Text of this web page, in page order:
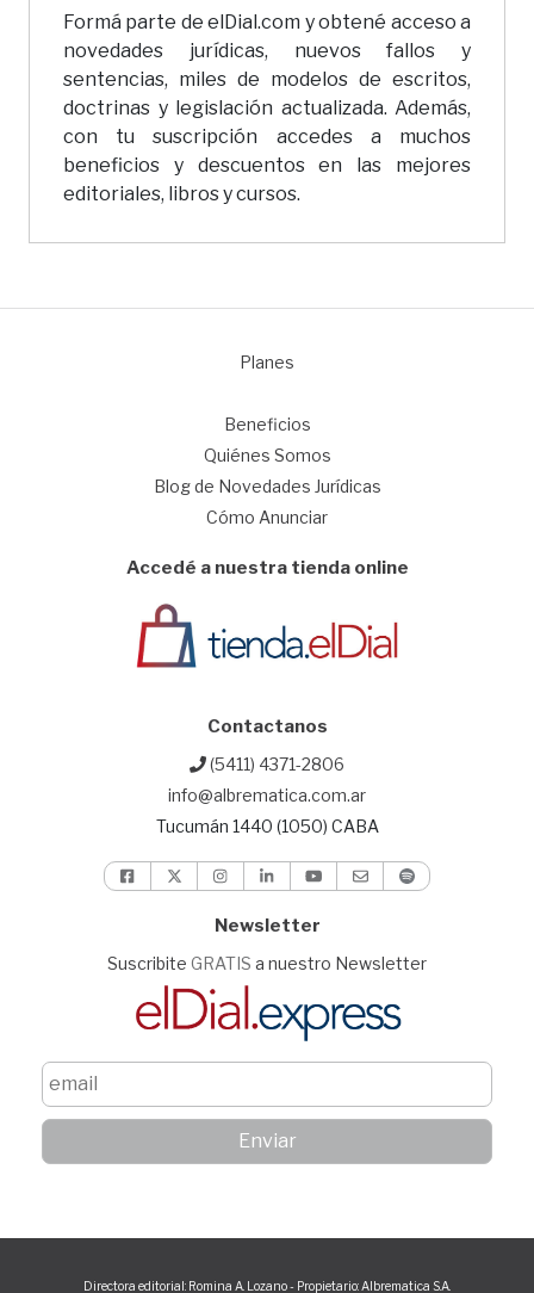
Formá parte de elDial.com y obtené acceso a
novedades jurídicas, nuevos fallos y
sentencias, miles de modelos de escritos,
doctrinas y legislación actualizada. Además,
con tu suscripción accedes a muchos
beneficios y descuentos en las mejores
editoriales, libros y cursos.
Planes
Beneficios
Quiénes Somos
Blog de Novedades Jurídicas
Cómo Anunciar
Accedé a nuestra tienda online
Contactanos
(5411) 4371-2806
info@albrematica.com.ar
Tucumán 1440 (1050) CABA
Newsletter
Suscribite GRATIS a nuestro Newsletter
Directora editorial: Romina A. Lozano - Propietario: Albrematica S.A.